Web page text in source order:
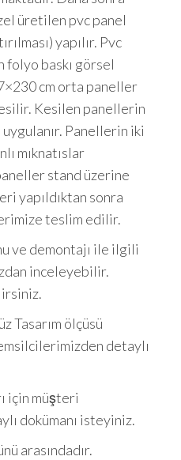
üretilen pvc panel
yapılır. Pvc
folyo baskı görsel
cm orta paneller
Kesilen panellerin
uygulanır. Panellerin iki
mıknatıslar
stand üzerine
yapıldıktan sonra
teslim edilir.
ve demontajı ile ilgili
inceleyebilir.
Tasarım ölçüsü
detaylı
için müşteri
dokümanı isteyiniz.
arasındadır.